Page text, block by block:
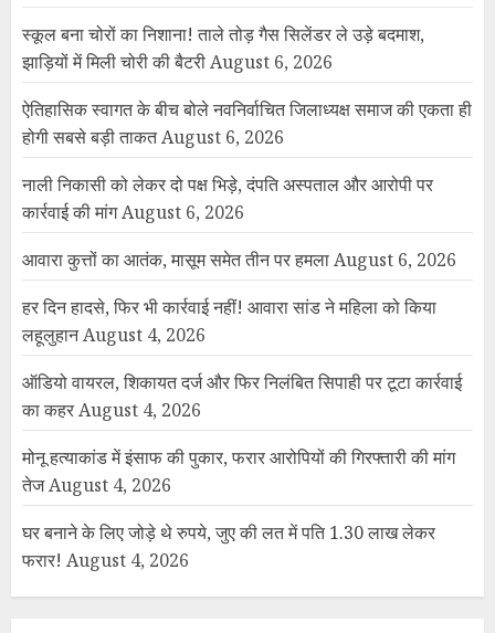
स्कूल बना चोरों का निशाना! ताले तोड़ गैस सिलेंडर ले उड़े बदमाश,
झाड़ियों में मिली चोरी की बैटरीAugust 6, 2026
ऐतिहासिक स्वागत के बीच बोले नवनिर्वाचित जिलाध्यक्ष समाज की एकता ही
होगी सबसे बड़ी ताकतAugust 6, 2026
नाली निकासी को लेकर दो पक्ष भिड़े, दंपति अस्पताल और आरोपी पर
कार्रवाई की मांगAugust 6, 2026
आवारा कुत्तों का आतंक, मासूम समेत तीन पर हमलाAugust 6, 2026
हर दिन हादसे, फिर भी कार्रवाई नहीं! आवारा सांड ने महिला को किया
लहूलुहानAugust 4, 2026
ऑडियो वायरल, शिकायत दर्ज और फिर निलंबित सिपाही पर टूटा कार्रवाई
का कहरAugust 4, 2026
मोनू हत्याकांड में इंसाफ की पुकार, फरार आरोपियों की गिरफ्तारी की मांग
तेजAugust 4, 2026
घर बनाने के लिए जोड़े थे रुपये, जुए की लत में पति 1.30 लाख लेकर
फरार! August 4, 2026